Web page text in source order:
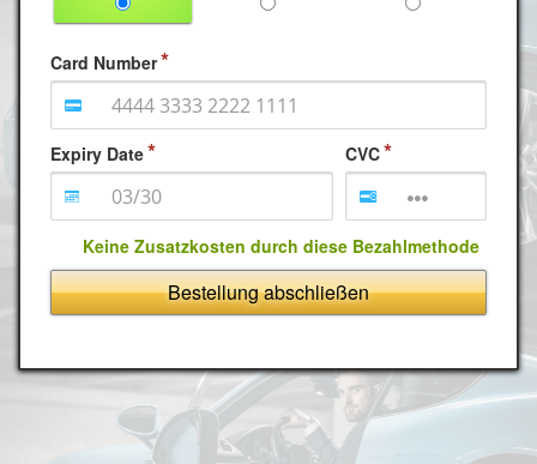
Card Number
Expiry Date CVC
Keine Zusatzkosten durch diese Bezahlmethode
Bestellung abschließen